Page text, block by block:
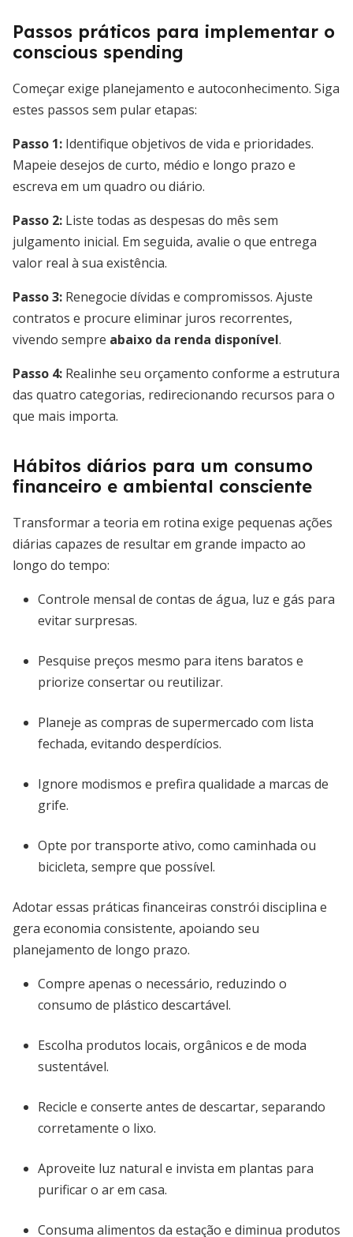
Passos práticos para implementar o
conscious spending
Começar exige planejamento e autoconhecimento. Siga
estes passos sem pular etapas:
Passo 1: Identifique objetivos de vida e prioridades.
Mapeie desejos de curto, médio e longo prazo e
escreva em um quadro ou diário.
Passo 2: Liste todas as despesas do mês sem
julgamento inicial. Em seguida, avalie o que entrega
valor real à sua existência.
Passo 3: Renegocie dívidas e compromissos. Ajuste
contratos e procure eliminar juros recorrentes,
vivendo sempre abaixo da renda disponível.
Passo 4: Realinhe seu orçamento conforme a estrutura
das quatro categorias, redirecionando recursos para o
que mais importa.
Hábitos diários para um consumo
financeiro e ambiental consciente
Transformar a teoria em rotina exige pequenas ações
diárias capazes de resultar em grande impacto ao
longo do tempo:
Controle mensal de contas de água, luz e gás para
evitar surpresas.
Pesquise preços mesmo para itens baratos e
priorize consertar ou reutilizar.
Planeje as compras de supermercado com lista
fechada, evitando desperdícios.
Ignore modismos e prefira qualidade a marcas de
grife.
Opte por transporte ativo, como caminhada ou
bicicleta, sempre que possível.
Adotar essas práticas financeiras constrói disciplina e
gera economia consistente, apoiando seu
planejamento de longo prazo.
Compre apenas o necessário, reduzindo o
consumo de plástico descartável.
Escolha produtos locais, orgânicos e de moda
sustentável.
Recicle e conserte antes de descartar, separando
corretamente o lixo.
Aproveite luz natural e invista em plantas para
purificar o ar em casa.
Consuma alimentos da estação e diminua produtos